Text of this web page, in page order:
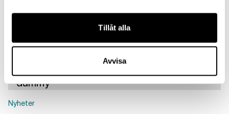
Tillåt alla
Avvisa
Världens bästa teknologifond
21 oktober 2016
Nyheter